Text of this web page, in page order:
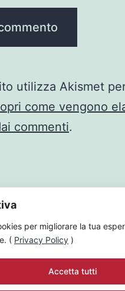
per migliorare la tua
( Privacy Policy )
Accetta tutti
utilizza Akismet
come vengono
commenti.
ZAFFINO